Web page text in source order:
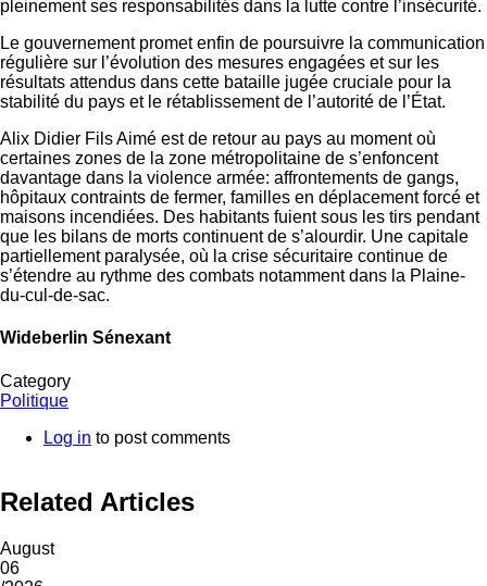
pleinement ses responsabilités dans la lutte contre l’insécurité.
Le gouvernement promet enfin de poursuivre la communication
régulière sur l’évolution des mesures engagées et sur les
résultats attendus dans cette bataille jugée cruciale pour la
stabilité du pays et le rétablissement de l’autorité de l’État.
Alix Didier Fils Aimé est de retour au pays au moment où
certaines zones de la zone métropolitaine de s’enfoncent
davantage dans la violence armée: affrontements de gangs,
hôpitaux contraints de fermer, familles en déplacement forcé et
maisons incendiées. Des habitants fuient sous les tirs pendant
que les bilans de morts continuent de s’alourdir. Une capitale
partiellement paralysée, où la crise sécuritaire continue de
s’étendre au rythme des combats notamment dans la Plaine-
du-cul-de-sac.
Wideberlin Sénexant
Category
Politique
Log in to post comments
Related Articles
August
06